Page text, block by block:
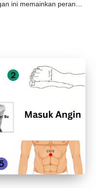
ini memainkan peran…